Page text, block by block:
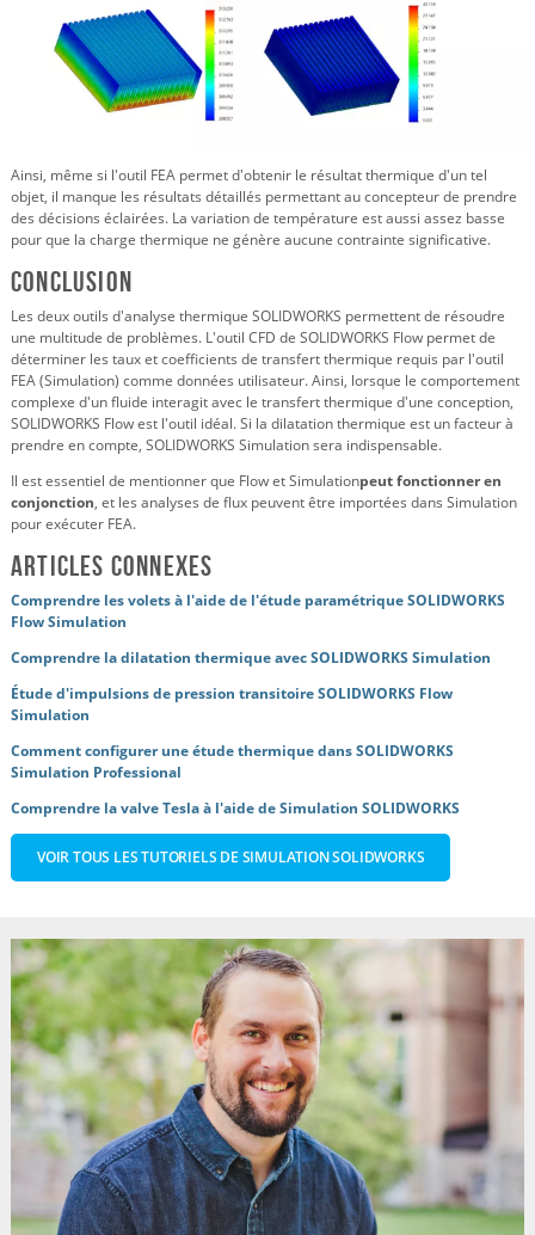
Ainsi, même si l'outil FEA permet d'obtenir le résultat thermique d'un tel
objet, il manque les résultats détaillés permettant au concepteur de prendre
des décisions éclairées. La variation de température est aussi assez basse
pour que la charge thermique ne génère aucune contrainte significative.
Conclusion
Les deux outils d'analyse thermique SOLIDWORKS permettent de résoudre
une multitude de problèmes. L'outil CFD de SOLIDWORKS Flow permet de
déterminer les taux et coefficients de transfert thermique requis par l'outil
FEA (Simulation) comme données utilisateur. Ainsi, lorsque le comportement
complexe d'un fluide interagit avec le transfert thermique d'une conception,
SOLIDWORKS Flow est l'outil idéal. Si la dilatation thermique est un facteur à
prendre en compte, SOLIDWORKS Simulation sera indispensable.
Il est essentiel de mentionner que Flow et Simulationpeut fonctionner en
conjonction, et les analyses de flux peuvent être importées dans Simulation
pour exécuter FEA.
Articles connexes
Comprendre les volets à l'aide de l'étude paramétrique SOLIDWORKS
Flow Simulation
Comprendre la dilatation thermique avec SOLIDWORKS Simulation
Étude d'impulsions de pression transitoire SOLIDWORKS Flow
Simulation
Comment configurer une étude thermique dans SOLIDWORKS
Simulation Professional
Comprendre la valve Tesla à l'aide de Simulation SOLIDWORKS
VOIR TOUS LES TUTORIELS DE SIMULATION SOLIDWORKS